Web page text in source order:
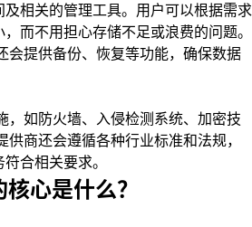
相关的管理工具。用户可以根据需求
而不用担心存储不足或浪费的问题。
会提供备份、恢复等功能，确保数据
，如防火墙、入侵检测系统、加密技
商还会遵循各种行业标准和法规，
合相关要求。
心是什么？